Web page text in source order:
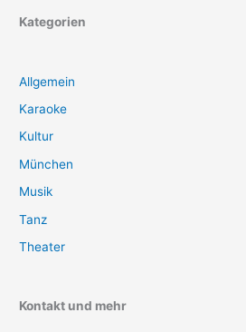
Kategorien
Allgemein
Karaoke
Kultur
München
Musik
Tanz
Theater
Kontakt und mehr